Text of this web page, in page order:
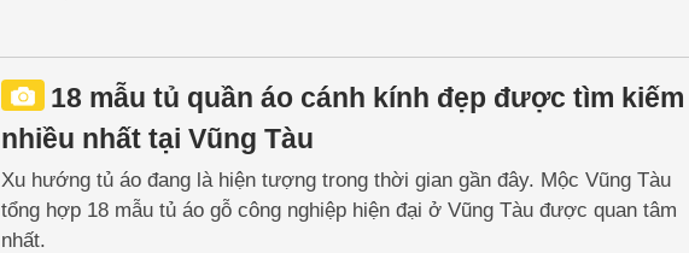
18 mẫu tủ quần áo cánh kính đẹp được tìm kiếm
nhiều nhất tại Vũng Tàu
Xu hướng tủ áo đang là hiện tượng trong thời gian gần đây. Mộc Vũng Tàu
tổng hợp 18 mẫu tủ áo gỗ công nghiệp hiện đại ở Vũng Tàu được quan tâm
nhất.